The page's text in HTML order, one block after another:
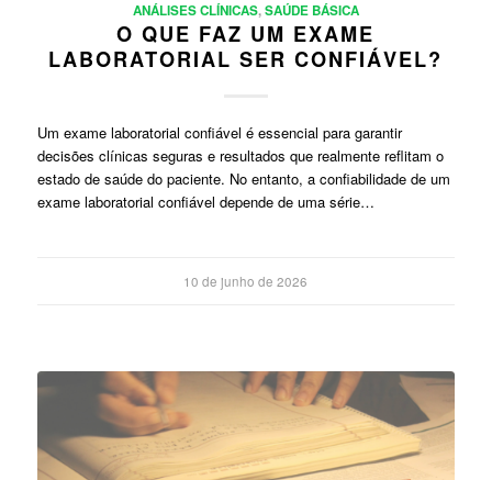
ANÁLISES CLÍNICAS,SAÚDE BÁSICA
O QUE FAZ UM EXAME
LABORATORIAL SER CONFIÁVEL?
Um exame laboratorial confiável é essencial para garantir
decisões clínicas seguras e resultados que realmente reflitam o
estado de saúde do paciente. No entanto, a confiabilidade de um
exame laboratorial confiável depende de uma série…
10 de junho de 2026